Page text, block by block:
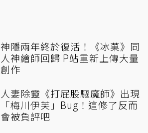
神隱兩年終於復活！《冰菓》同
人神繪師回歸 P站重新上傳大量
創作
人妻除靈《打屁股驅魔師》出現
「梅川伊芙」Bug！這修了反而
會被負評吧